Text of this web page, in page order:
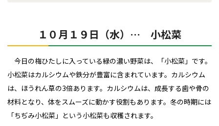
１０月１９日（水）… 小松菜
今日の梅ひたしに入っている緑の濃い野菜は、「小松菜」です。
小松菜はカルシウムや鉄分が豊富に含まれています。カルシウム
は、ほうれん草の3倍あります。カルシウムは、成長する歯や骨の
材料となり、体をスムーズに動かす役割もあります。冬の時期には
「ちぢみ小松菜」という小松菜も収穫されます。